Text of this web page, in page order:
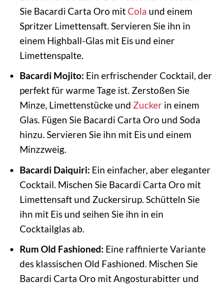
Sie Bacardi Carta Oro mit Cola und einem
Spritzer Limettensaft. Servieren Sie ihn in
einem Highball-Glas mit Eis und einer
Limettenspalte.
Bacardi Mojito: Ein erfrischender Cocktail, der
perfekt für warme Tage ist. Zerstoßen Sie
Minze, Limettenstücke und Zuckerin einem
Glas. Fügen Sie Bacardi Carta Oro und Soda
hinzu. Servieren Sie ihn mit Eis und einem
Minzzweig.
Bacardi Daiquiri: Ein einfacher, aber eleganter
Cocktail. Mischen Sie Bacardi Carta Oro mit
Limettensaft und Zuckersirup. Schütteln Sie
ihn mit Eis und seihen Sie ihn in ein
Cocktailglas ab.
Rum Old Fashioned: Eine raffinierte Variante
des klassischen Old Fashioned. Mischen Sie
Bacardi Carta Oro mit Angosturabitter und